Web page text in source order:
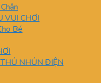
VUI CHƠI
Bé
NHÚN ĐIỆN